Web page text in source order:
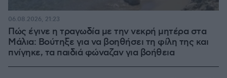
Πώς έγινε η τραγωδία με την νεκρή μητέρα στα
Μάλια: Βούτηξε για να βοηθήσει τη φίλη της και
πνίγηκε, τα παιδιά φώναζαν για βοήθεια
06.08.2026, 21:23